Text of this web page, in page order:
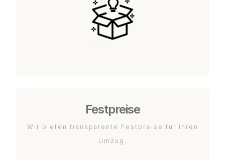
Festpreise
Wir bieten transparente Festpreise für Ihren
Umzug.